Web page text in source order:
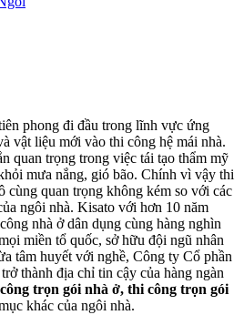
phong đi đầu trong lĩnh vực ứng
vật liệu mới vào thi công hệ mái nhà.
quan trọng trong việc tái tạo thẩm mỹ
mưa nắng, gió bão. Chính vì vậy thi
cùng quan trọng không kém so với các
ngôi nhà. Kisato với hơn 10 năm
nhà ở dân dụng cùng hàng nghìn
miền tổ quốc, sở hữu đội ngũ nhân
tâm huyết với nghề, Công ty Cổ phần
thành địa chỉ tin cậy của hàng ngàn
trọn gói nhà ở, thi công trọn gói
khác của ngôi nhà.